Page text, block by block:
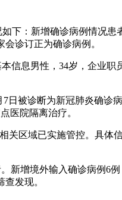
下：新增确诊病例情况
诊订正为确诊病例。
信息男性，34岁，企业
日被诊断为新冠肺炎确诊
医院隔离治疗。
区域已实施管控。具体
新增境外输入确诊病例6
发现。